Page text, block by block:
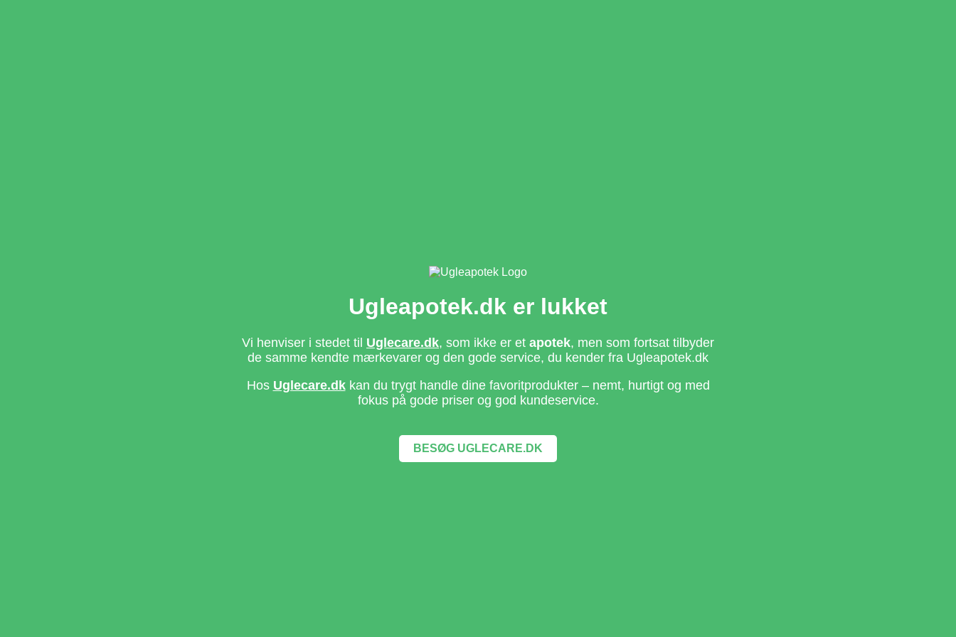
Ugleapotek.dk er lukket
Vi henviser i stedet til Uglecare.dk, som ikke er et apotek, men som fortsat tilbyder
de samme kendte mærkevarer og den gode service, du kender fra Ugleapotek.dk
Hos Uglecare.dkkan du trygt handle dine favoritprodukter – nemt, hurtigt og med
fokus på gode priser og god kundeservice.
BESØG UGLECARE.DK